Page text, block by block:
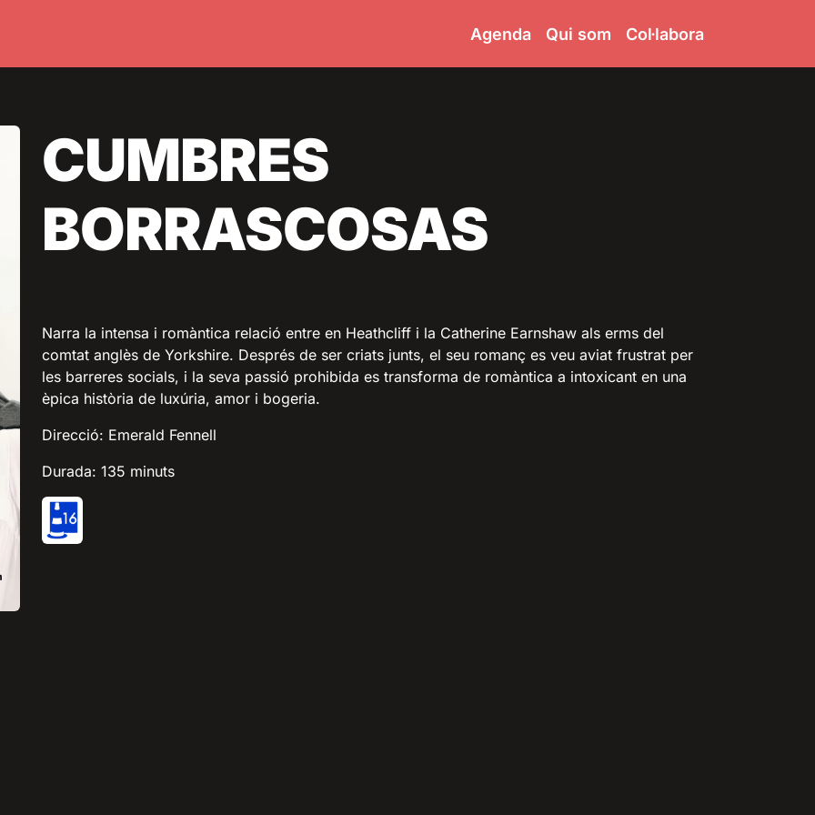
Agenda Qui som Col·labora
CUMBRES
BORRASCOSAS
Narra la intensa i romàntica relació entre en Heathcliff i la Catherine Earnshaw als erms del
comtat anglès de Yorkshire. Després de ser criats junts, el seu romanç es veu aviat frustrat per
les barreres socials, i la seva passió prohibida es transforma de romàntica a intoxicant en una
èpica història de luxúria, amor i bogeria.
Direcció: Emerald Fennell
Durada: 135 minuts